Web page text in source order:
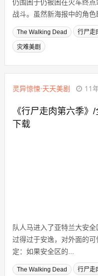
仍围困于仍被困在火车终
战斗。虽然新海报中的角色
The Walking Dead 行尸走
灾难美剧
灵异惊悚·天天美剧 11
《行尸走肉第六季
下载
队人马进入了亚特兰大安
过得过于安逸，对外面的
定：如果安全区的...
The Walking Dead 行尸走